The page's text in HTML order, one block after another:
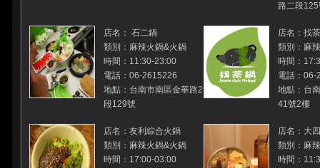
路二段
店名： 石二鍋
類別：麻辣火鍋&火鍋
時間：11:30-23:00
電話：06-2615226
地點：台南市南區金華路2
段129號
店名：找
類別：麻
時間：
電話：06-
地點：台
41號2樓
店名：友利綜合火鍋
類別：麻辣火鍋&火鍋
時間：17:00-03:00
店名：大
類別：麻
時間：